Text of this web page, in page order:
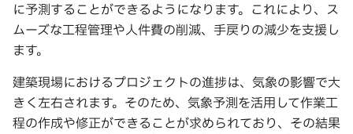
に予測することができるようになります。これにより、ス
ムーズな工程管理や人件費の削減、手戻りの減少を支援し
ます。
建築現場におけるプロジェクトの進捗は、気象の影響で大
きく左右されます。そのため、気象予測を活用して作業工
程の作成や修正ができることが求められており、その結果